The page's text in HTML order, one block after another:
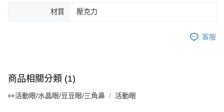
材質 壓克力
客服
商品相關分類 (1)
👀活動眼/水晶眼/豆豆眼/三角鼻 活動眼